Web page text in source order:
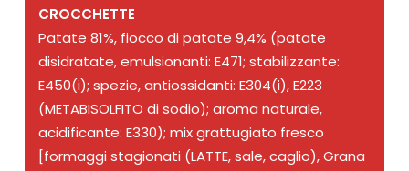
CROCCHETTE
Patate 81%, fiocco di patate 9,4% (patate
disidratate, emulsionanti: E471; stabilizzante:
E450(i); spezie, antiossidanti: E304(i), E223
(METABISOLFITO di sodio); aroma naturale,
acidificante: E330); mix grattugiato fresco
[formaggi stagionati (LATTE, sale, caglio), Grana